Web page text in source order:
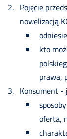
Pojęcie
nowelizacją
kto
prawa,
Konsument -
oferta,